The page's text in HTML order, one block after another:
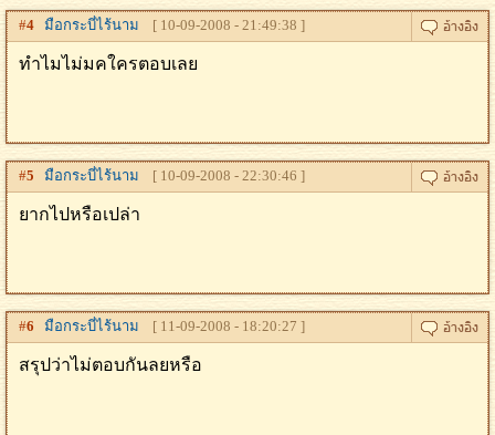
#4 มือกระบี่ไร้นาม [ 10-09-2008 - 21:49:38 ]
ทำไมไม่มคใครตอบเลย
#5 มือกระบี่ไร้นาม [ 10-09-2008 - 22:30:46 ]
ยากไปหรือเปล่า
#6 มือกระบี่ไร้นาม [ 11-09-2008 - 18:20:27 ]
สรุปว่าไม่ตอบกันลยหรือ